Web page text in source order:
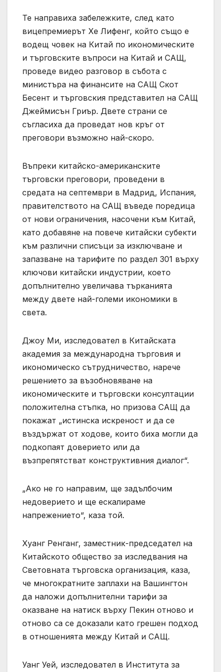
Те направиха забележките, след като
вицепремиерът Хе Лифенг, който също е
водещ човек на Китай по икономическите
и търговските въпроси на Китай и САЩ,
проведе видео разговор в събота с
министъра на финансите на САЩ Скот
Бесент и търговския представител на САЩ
Джеймисън Гриър. Двете страни се
съгласиха да проведат нов кръг от
преговори възможно най-скоро.
Въпреки китайско-американските
търговски преговори, проведени в
средата на септември в Мадрид, Испания,
правителството на САЩ въведе поредица
от нови ограничения, насочени към Китай,
като добавяне на повече китайски субекти
към различни списъци за изключване и
запазване на тарифите по раздел 301 върху
ключови китайски индустрии, което
допълнително увеличава търканията
между двете най-големи икономики в
света.
Джоу Ми, изследовател в Китайската
академия за международна търговия и
икономическо сътрудничество, нарече
решението за възобновяване на
икономическите и търговски консултации
положителна стъпка, но призова САЩ да
покажат „истинска искреност и да се
въздържат от ходове, които биха могли да
подкопаят доверието или да
възпрепятстват конструктивния диалог“.
„Ако не го направим, ще задълбочим
недоверието и ще ескалираме
напрежението“, каза той.
Хуанг Ренганг, заместник-председател на
Китайското общество за изследвания на
Световната търговска организация, каза,
че многократните заплахи на Вашингтон
да наложи допълнителни тарифи за
оказване на натиск върху Пекин отново и
отново са се доказали като грешен подход
в отношенията между Китай и САЩ.
Уанг Уей, изследовател в Института за